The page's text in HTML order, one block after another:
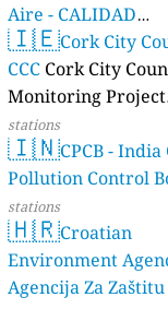
Aire - CALIDAD
AMBIENTAL) 23
🇮🇪Cork City
CCC Cork City
Monitoring Project
stations
🇮🇳CPCB -
Pollution Control
stations
🇭🇷Croatian
Environment
Agencija Za